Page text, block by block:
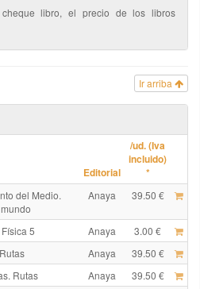
libro, el precio de los libros
Ir arriba
Editorial
/ud. (Iva
incluido)
*
del Medio.
Anaya 39.50 €
5 Anaya 3.00 €
Anaya 39.50 €
Rutas Anaya 39.50 €